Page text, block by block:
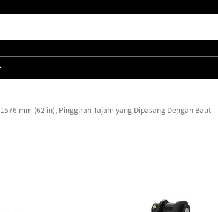
1576 mm (62 in), Pinggiran Tajam yang Dipasang Dengan Baut